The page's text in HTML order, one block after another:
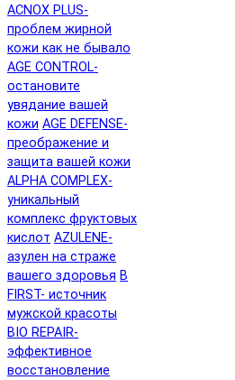
ACNOX PLUS-
проблем жирной
кожи как не бывало
AGE CONTROL-
остановите
увядание вашей
кожи AGE DEFENSE-
преображение и
защита вашей кожи
ALPHA COMPLEX-
уникальный
комплекс фруктовых
кислот AZULENE-
азулен на страже
вашего здоровья B
FIRST- источник
мужской красоты
BIO REPAIR-
эффективное
восстановление